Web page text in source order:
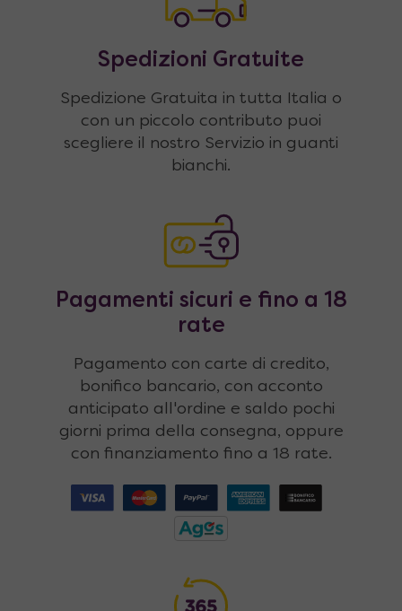
Spedizioni Gratuite
Spedizione Gratuita in tutta Italia o
con un piccolo contributo puoi
scegliere il nostro Servizio in guanti
bianchi.
Pagamenti sicuri e fino a 18
rate
Pagamento con carte di credito,
bonifico bancario, con acconto
anticipato all'ordine e saldo pochi
giorni prima della consegna, oppure
con finanziamento fino a 18 rate.